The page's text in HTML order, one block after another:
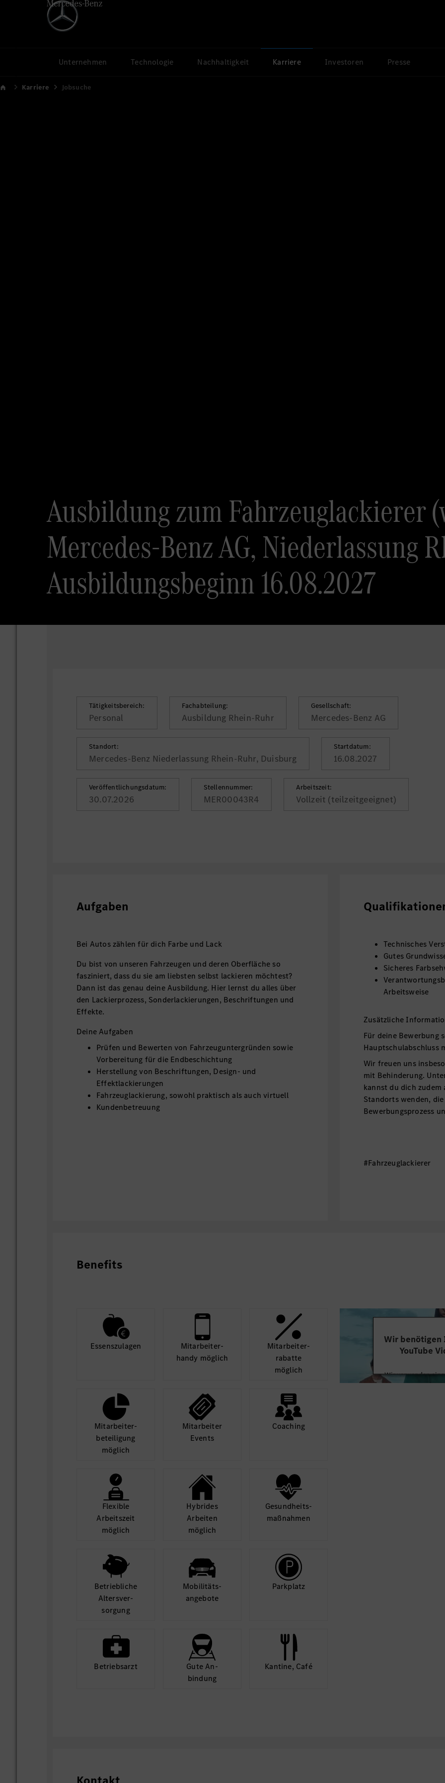
Unternehmen Technologie Nachhaltigkeit Karriere Investoren Presse
Karriere Jobsuche
Ausbildung zum Fahrzeuglackierer
Mercedes-Benz AG, Niederlassung
Ausbildungsbeginn 16.08.2027
Tätigkeitsbereich:
Personal
Fachabteilung:
Ausbildung Rhein-Ruhr
Gesellschaft:
Mercedes-Benz AG
Standort:
Mercedes-Benz Niederlassung Rhein-Ruhr, Duisburg
Startdatum:
16.08.2027
Veröffentlichungsdatum:
30.07.2026
Stellennummer:
MER00043R4
Arbeitszeit:
Vollzeit (teilzeitgeeignet)
Aufgaben
Bei Autos zählen für dich Farbe und Lack
Du bist von unseren Fahrzeugen und deren Oberfläche so
fasziniert, dass du sie am liebsten selbst lackieren möchtest?
Dann ist das genau deine Ausbildung. Hier lernst du alles über
den Lackierprozess, Sonderlackierungen, Beschriftungen und
Effekte.
Deine Aufgaben
Prüfen und Bewerten von Fahrzeuguntergründen sowie
Vorbereitung für die Endbeschichtung
Herstellung von Beschriftungen, Design- und
Effektlackierungen
Fahrzeuglackierung, sowohl praktisch als auch virtuell
Kundenbetreuung
Technisches
Gutes
Sicheres
Arbeitsweise
Zusätzliche
Für deine Bewerbung
Hauptschulabschluss
Wir freuen uns
mit Behinderung.
kannst du dich
Standorts wenden,
Bewerbungsprozess
#Fahrzeuglackierer
Benefits
Essens­zulagen
Mit­arbeiter­
handy möglich
Mit­arbeiter­
rabatte
möglich
Mit­arbeiter­
beteili­gung
möglich
Mit­arbeiter
Events
Coaching
Flexible
Arbeits­zeit
möglich
Hybrides
Arbeiten
möglich
Gesund­heits­
maß­nahmen
Betrieb­liche
Alters­ver­
sorgung
Mobilitäts­
angebote
Park­platz
Betriebs­arzt
Gute An­
bindung
Kantine, Café
Wir benötigen
YouTube
Wir verwenden
Videoinhalte